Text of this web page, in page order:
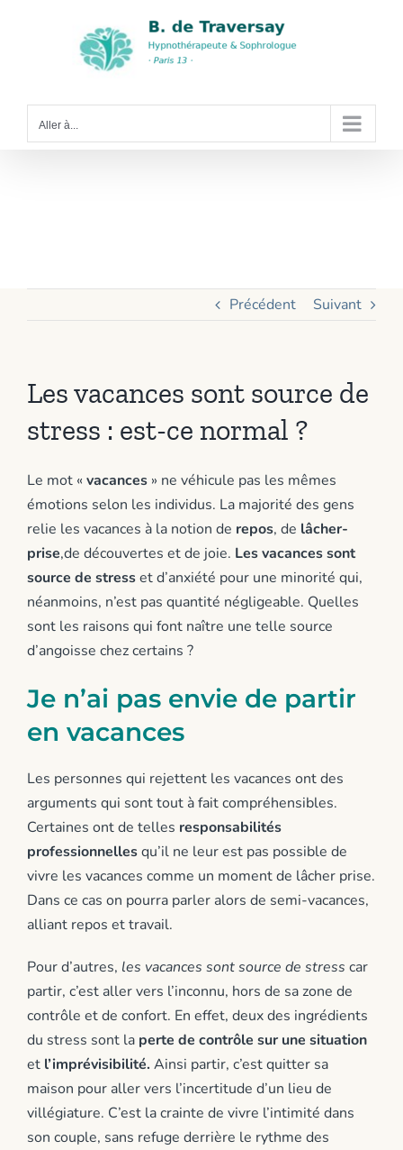
Aller à...
Précédent Suivant
Les vacances sont source de
stress : est-ce normal ?
Le mot « vacances » ne véhicule pas les mêmes
émotions selon les individus. La majorité des gens
relie les vacances à la notion de repos, de lâcher-
prise,de découvertes et de joie. Les vacances sont
source de stresset d’anxiété pour une minorité qui,
néanmoins, n’est pas quantité négligeable. Quelles
sont les raisons qui font naître une telle source
d’angoisse chez certains ?
Je n’ai pas envie de partir
en vacances
Les personnes qui rejettent les vacances ont des
arguments qui sont tout à fait compréhensibles.
Certaines ont de telles responsabilités
professionnellesqu’il ne leur est pas possible de
vivre les vacances comme un moment de lâcher prise.
Dans ce cas on pourra parler alors de semi-vacances,
alliant repos et travail.
Pour d’autres, les vacances sont source de stress car
partir, c’est aller vers l’inconnu, hors de sa zone de
contrôle et de confort. En effet, deux des ingrédients
du stress sont la perte de contrôle sur une situation
et l’imprévisibilité. Ainsi partir, c’est quitter sa
maison pour aller vers l’incertitude d’un lieu de
villégiature. C’est la crainte de vivre l’intimité dans
son couple, sans refuge derrière le rythme des